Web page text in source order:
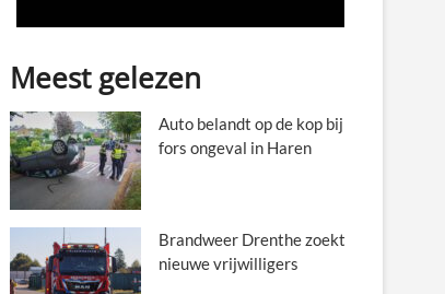
Meest gelezen
Auto belandt op de kop bij
fors ongeval in Haren
Brandweer Drenthe zoekt
nieuwe vrijwilligers